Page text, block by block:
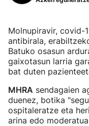
Molnupiravir, covid-
antibirala,
Batuko osasun
gaixotasun larria
bat duten
MHRA sendagaien
duenez, botika
ospitaleratze eta
arina edo